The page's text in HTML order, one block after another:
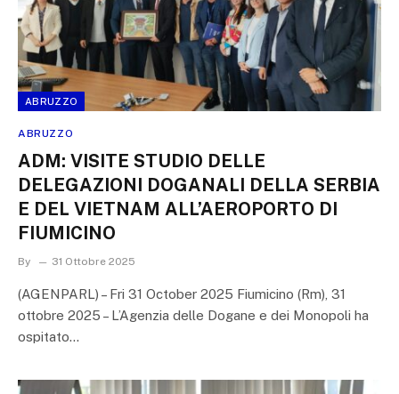
ABRUZZO
ABRUZZO
ADM: VISITE STUDIO DELLE
DELEGAZIONI DOGANALI DELLA SERBIA
E DEL VIETNAM ALL’AEROPORTO DI
FIUMICINO
By 31 Ottobre 2025
(AGENPARL) – Fri 31 October 2025 Fiumicino (Rm), 31
ottobre 2025 – L’Agenzia delle Dogane e dei Monopoli ha
ospitato…